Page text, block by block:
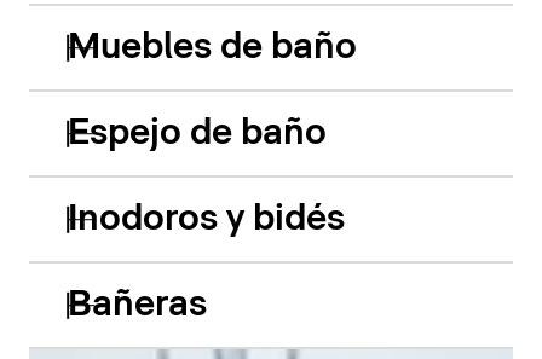
Muebles de baño
Espejo de baño
Inodoros y bidés
Bañeras